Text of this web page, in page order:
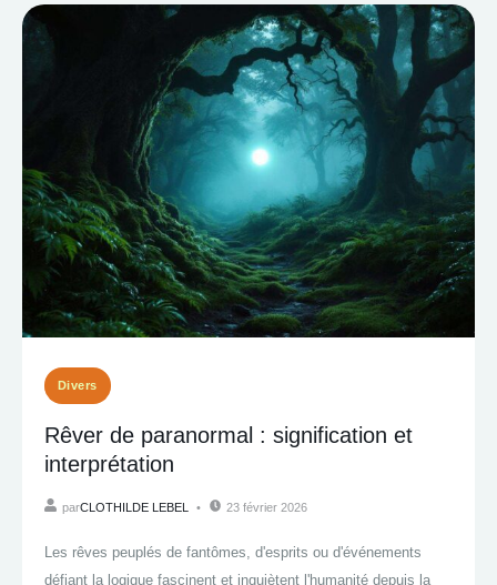
Divers
Rêver de paranormal : signification et
interprétation
parCLOTHILDE LEBEL 23 février 2026
Les rêves peuplés de fantômes, d'esprits ou d'événements
défiant la logique fascinent et inquiètent l'humanité depuis la